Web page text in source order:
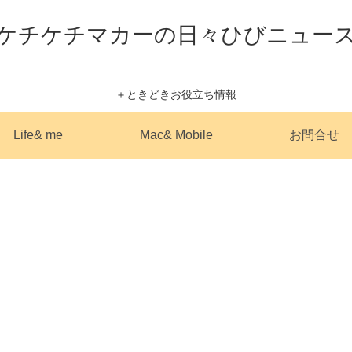
チケチマカーの日々ひびニュース
＋ときどきお役立ち情報
Life& me Mac& Mobile お問合せ